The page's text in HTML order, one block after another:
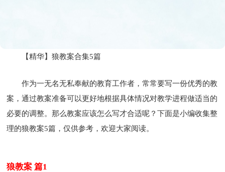
【精华】狼教案合集5篇
作为一无名无私奉献的教育工作者，常常要写一份优秀的教
案，通过教案准备可以更好地根据具体情况对教学进程做适当的
必要的调整。那么教案应该怎么写才合适呢？下面是小编收集整
理的狼教案5篇，仅供参考，欢迎大家阅读。
狼教案 篇1